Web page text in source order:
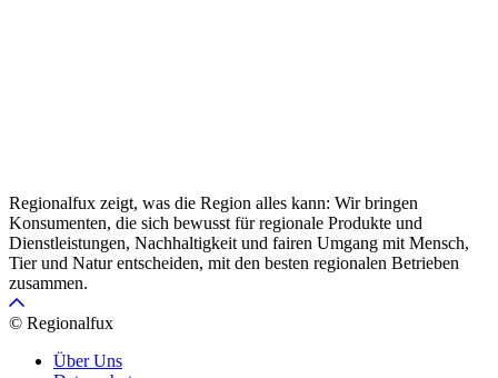
Regionalfux zeigt, was die Region alles kann: Wir bringen
Konsumenten, die sich bewusst für regionale Produkte und
Dienstleistungen, Nachhaltigkeit und fairen Umgang mit Mensch,
Tier und Natur entscheiden, mit den besten regionalen Betrieben
zusammen.
© Regionalfux
Über Uns